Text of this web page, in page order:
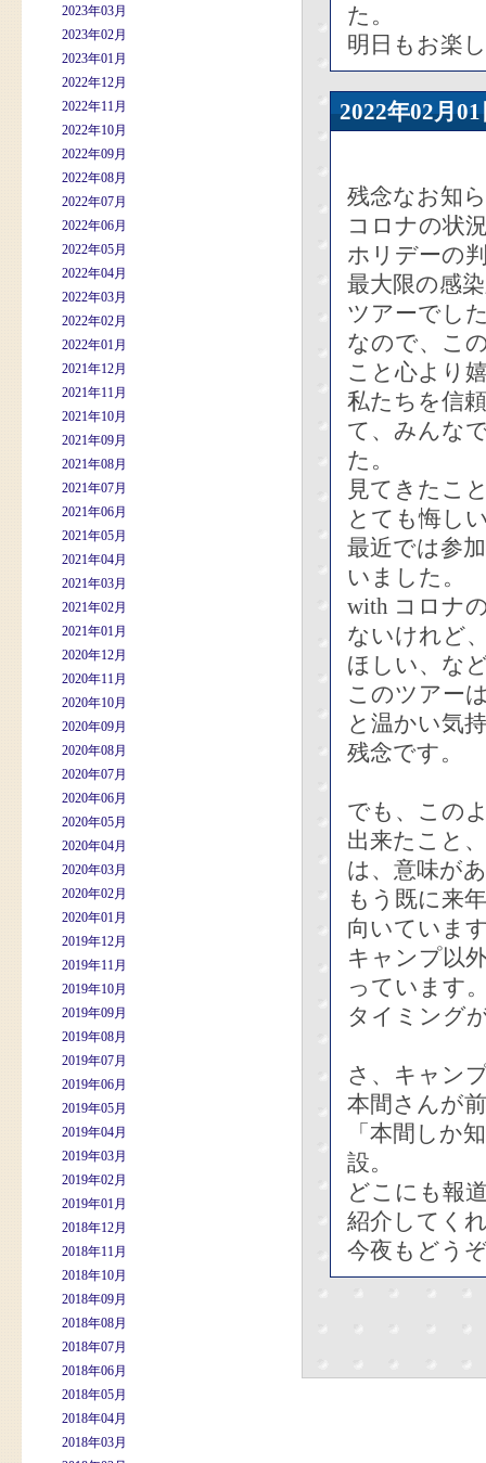
2023年03月
2023年02月
2023年01月
2022年12月
2022年11月
2022年10月
2022年09月
2022年08月
2022年07月
2022年06月
2022年05月
2022年04月
2022年03月
2022年02月
2022年01月
2021年12月
2021年11月
2021年10月
2021年09月
2021年08月
2021年07月
2021年06月
2021年05月
2021年04月
2021年03月
2021年02月
2021年01月
2020年12月
2020年11月
2020年10月
2020年09月
2020年08月
2020年07月
2020年06月
2020年05月
2020年04月
2020年03月
2020年02月
2020年01月
2019年12月
2019年11月
2019年10月
2019年09月
2019年08月
2019年07月
2019年06月
2019年05月
2019年04月
2019年03月
2019年02月
2019年01月
2018年12月
2018年11月
2018年10月
2018年09月
2018年08月
2018年07月
2018年06月
2018年05月
2018年04月
2018年03月
た。
明日もお楽
2022年02
残念なお知
コロナの状
ホリデーの
最大限の感
ツアーでし
なので、こ
こと心より
私たちを信
て、みんな
た。
見てきたこ
とても悔し
最近では参
いました。
with コロナ
ないけれど
ほしい、な
このツアー
と温かい気
残念です。
でも、この
出来たこと
は、意味が
もう既に来
向いていま
キャンプ以
っています
タイミング
さ、キャン
本間さんが
「本間しか
設。
どこにも報
紹介してく
今夜もどう